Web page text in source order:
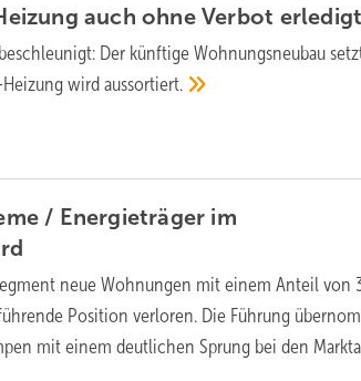
auch ohne Verbot erledigt
Der künftige Wohnungsneubau
Heizung wirdaussortiert.
/ Energieträger im
neue Wohnungen mit einem Anteil von
Position verloren. Die Führung
mit einem deutlichen Sprung bei den